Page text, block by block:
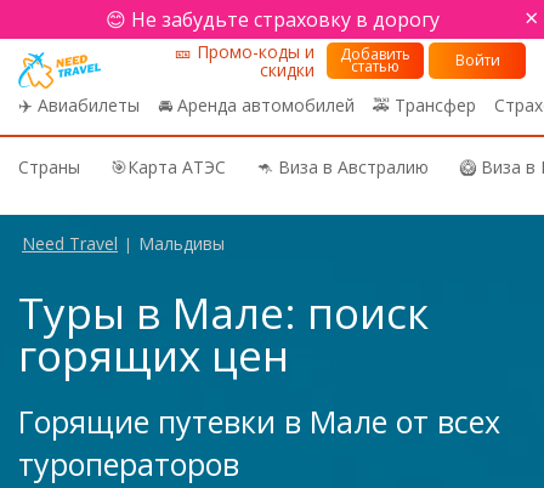
😊 Не забудьте страховку в дорогу ×
✈️ Авиабилеты 🚘 Аренда автомобилей 🚕 Трансфер
🎫 Промо-коды и
скидки
Добавить
статью Войти
Страны 🎯Карта АТЭС 🦘 Виза в Австралию 🥝 Виза
Need Travel | Мальдивы
Туры в Мале: поиск
горящих цен
Горящие путевки в Мале от всех
туроператоров